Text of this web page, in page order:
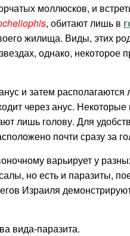
моллюсков, и
, обитают лишь в
жилища. Виды, этих
однако, некоторое
и затем
через анус.
лишь голову. Для
почти сразу за
варьирует у
но есть и паразиты,
Израиля
вида-паразита.